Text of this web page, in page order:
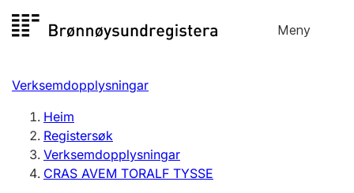
til
Meny
Registersøk
Aksjeselskap
Enkeltpersonføretak
Registrere, endre, slette
Verksemdopplysningar
Heim
Registersøk
Verksemdopplysningar
CRAS AVEM TORALF TYSSE